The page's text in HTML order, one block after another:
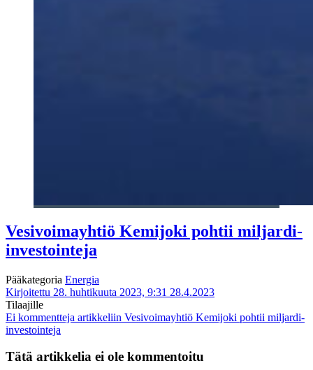
Vesivoimayhtiö Kemijoki pohtii miljardi-
investointeja
Pääkategoria Energia
Kirjoitettu 28. huhtikuuta 2023, 9:31 28.4.2023
Tilaajille
Ei kommentteja artikkeliin Vesivoimayhtiö Kemijoki pohtii miljardi-
investointeja
Tätä artikkelia ei ole kommentoitu